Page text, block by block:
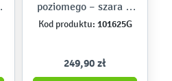
poziomego – szara w
gwiazdki
Kod produktu: 101625G
249,90 zł